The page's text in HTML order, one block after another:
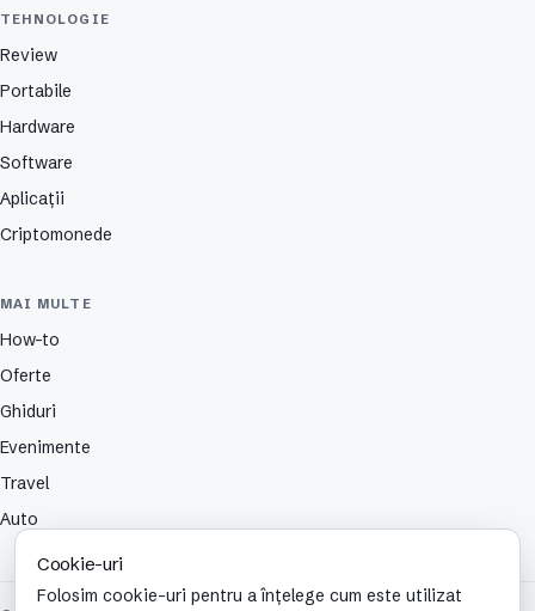
TEHNOLOGIE
Review
Portabile
Hardware
Software
Aplicații
Criptomonede
MAI MULTE
How-to
Oferte
Ghiduri
Evenimente
Travel
Auto
Cookie-uri
Folosim cookie-uri pentru a înțelege cum este utilizat